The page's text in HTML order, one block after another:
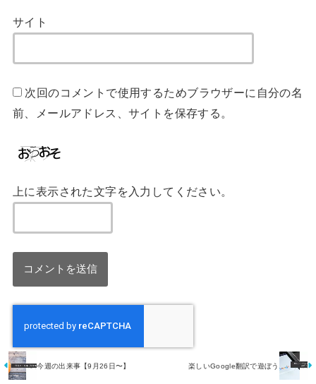
サイト
次回のコメントで使用するためブラウザーに自分の名
前、メールアドレス、サイトを保存する。
上に表示された文字を入力してください。
今週の出来事【9月26日〜】 楽しいGoogle翻訳で遊ぼう